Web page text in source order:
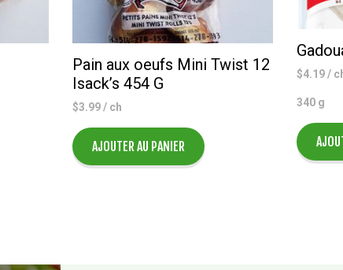
Pain aux oeufs Mini Twist 12
Isack’s 454 G
$3.99/ ch
AJOUTER AU PANIER
$4.19/
340 g